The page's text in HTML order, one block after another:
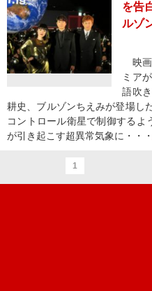
を告
ルゾ
映画
ミア
語吹
耕史、ブルゾンちえみが登場
コントロール衛星で制御するよ
が引き起こす超異常気象に・・・
1